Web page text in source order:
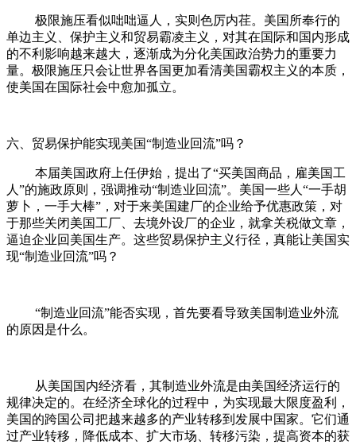
极限施压看似咄咄逼人，实则色厉内荏。美国所奉行的
单边主义、保护主义和贸易霸凌主义，对其在国际和国内形成
的不利影响越来越大，逐渐成为分化美国政治势力的重要力
量。极限施压只会让世界各国更加看清美国霸权主义的本质，
使美国在国际社会中愈加孤立。
六、贸易保护能实现美国“制造业回流”吗？
本届美国政府上任伊始，提出了“买美国商品，雇美国工
人”的施政原则，强调推动“制造业回流”。美国一些人“一手胡
萝卜，一手大棒”，对于来美国建厂的企业给予优惠政策，对
于那些关闭美国工厂、去境外设厂的企业，就拿关税做文章，
逼迫企业回美国生产。这些贸易保护主义行径，真能让美国实
现“制造业回流”吗？
“制造业回流”能否实现，首先要看导致美国制造业外流
的原因是什么。
从美国国内经济看，其制造业外流是由美国经济运行的
规律决定的。在经济全球化的过程中，为实现最大限度盈利，
美国的跨国公司把越来越多的产业转移到发展中国家。它们通
过产业转移，降低成本、扩大市场、转移污染，提高资本的获